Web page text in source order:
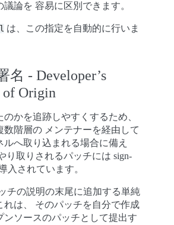
議論を 容易に区別できます。
は、この指定を自動的に行いま
名 - Developer’s
Origin
かを追跡しやすくするため、
数階層の メンテナーを経由して
ルへ取り込まれる場合に備え
り取りされるパッチには sign-
入されています。
チの説明の末尾に追加する単純
れは、 そのパッチを自分で作成
ンソースのパッチとして提出す